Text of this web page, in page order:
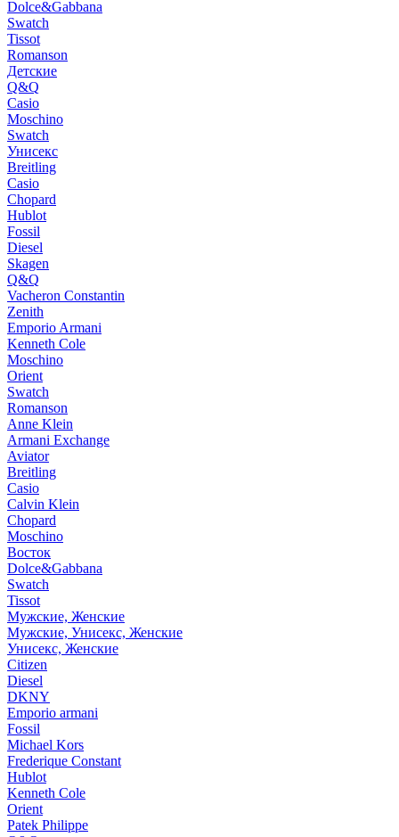
Dolce&Gabbana
Swatch
Tissot
Romanson
Детские
Q&Q
Casio
Moschino
Swatch
Унисекс
Breitling
Casio
Chopard
Hublot
Fossil
Diesel
Skagen
Q&Q
Vacheron Constantin
Zenith
Emporio Armani
Kenneth Cole
Moschino
Orient
Swatch
Romanson
Anne Klein
Armani Exchange
Aviator
Breitling
Casio
Calvin Klein
Chopard
Moschino
Восток
Dolce&Gabbana
Swatch
Tissot
Мужские, Женские
Мужские, Унисекс, Женские
Унисекс, Женские
Citizen
Diesel
DKNY
Emporio armani
Fossil
Michael Kors
Frederique Constant
Hublot
Kenneth Cole
Orient
Patek Philippe